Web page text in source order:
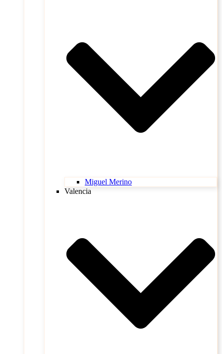
Miguel Merino
Valencia